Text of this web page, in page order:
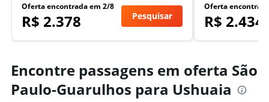
Oferta encontrada em 2/8
R$ 2.378 Pesquisar
Oferta
R$ 2.434
Encontre passagens em oferta São
Paulo-Guarulhos para Ushuaia